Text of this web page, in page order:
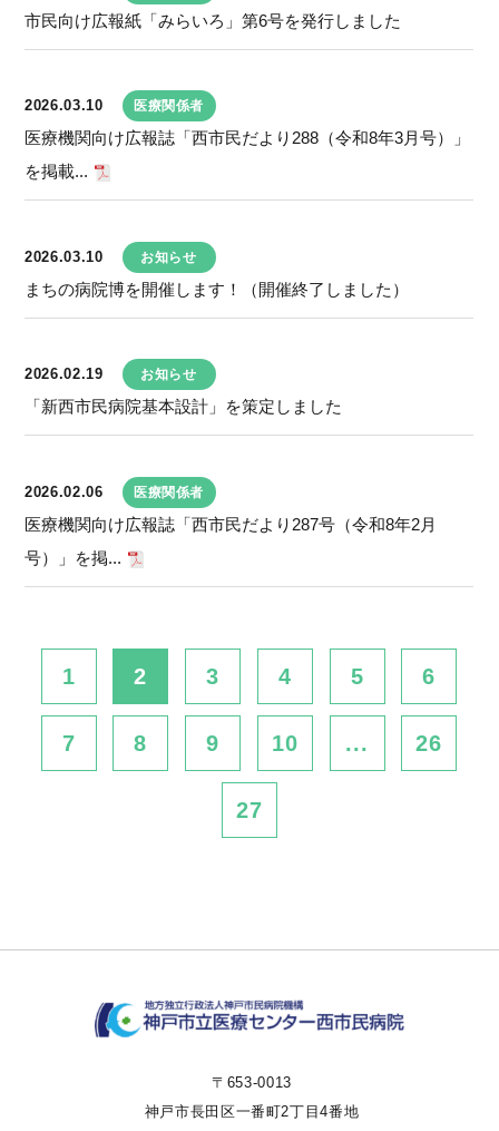
市民向け広報紙「みらいろ」第6号を発行しました
2026.03.10 医療関係者
医療機関向け広報誌「西市民だより288（令和8年3月号）」
を掲載...
2026.03.10 お知らせ
まちの病院博を開催します！（開催終了しました）
2026.02.19 お知らせ
「新西市民病院基本設計」を策定しました
2026.02.06 医療関係者
医療機関向け広報誌「西市民だより287号（令和8年2月
号）」を掲...
1 2 3 4 5 6
7 8 9 10 ... 26
27
〒653-0013
神戸市長田区一番町2丁目4番地